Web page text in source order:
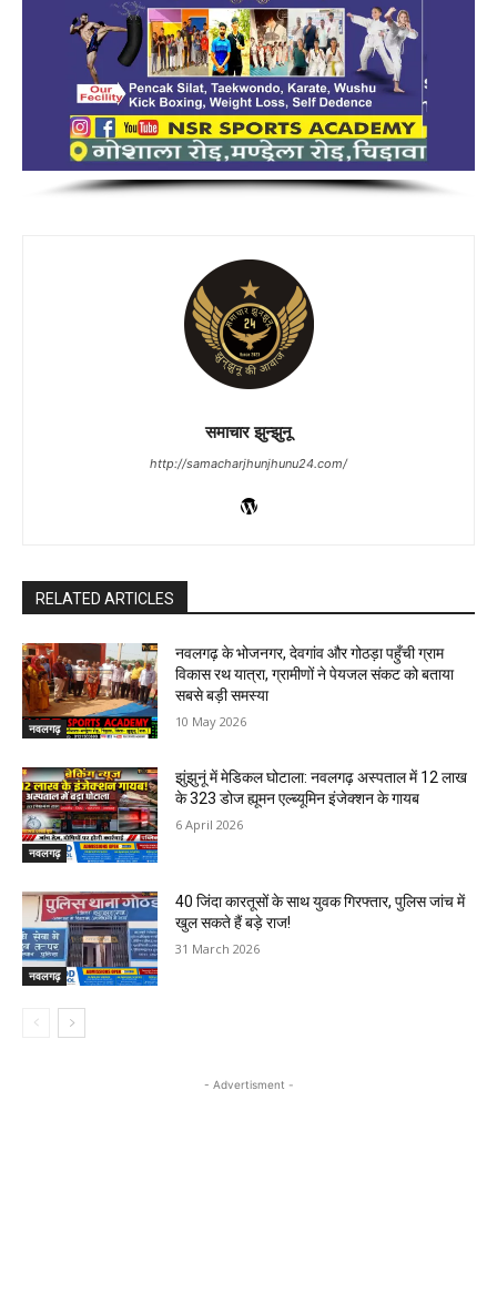
समाचार झुन्झुनू
http://samacharjhunjhunu24.com/
RELATED ARTICLES
नवलगढ़
नवलगढ़ के भोजनगर, देवगांव और गोठड़ा पहुँची ग्राम
विकास रथ यात्रा, ग्रामीणों ने पेयजल संकट को बताया
सबसे बड़ी समस्या
10 May 2026
नवलगढ़
झुंझुनूं में मेडिकल घोटाला: नवलगढ़ अस्पताल में 12 लाख
के 323 डोज ह्यूमन एल्ब्यूमिन इंजेक्शन के गायब
6 April 2026
नवलगढ़
40 जिंदा कारतूसों के साथ युवक गिरफ्तार, पुलिस जांच में
खुल सकते हैं बड़े राज!
31 March 2026
- Advertisment -